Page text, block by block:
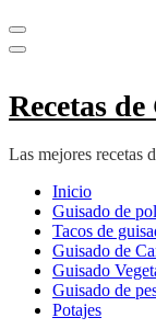
Recetas
Las mejores recetas
Inicio
Guisado de
Tacos de
Guisado de
Guisado
Guisado de
Potajes